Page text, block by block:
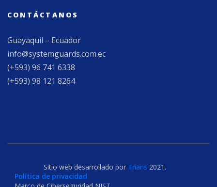
CONTÁCTANOS
Guayaquil – Ecuador
info@systemguards.com.ec
(+593) 96 741 6338
(+593) 98 121 8264
Sitio web desarrollado por Triaris 2021.
Política de privacidad